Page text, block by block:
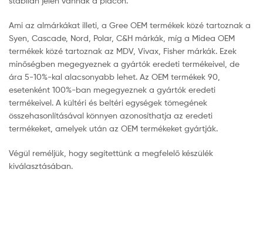
Ami az almárkákat illeti, a Gree OEM termékek közé tartoznak a
Syen, Cascade, Nord, Polar, C&H márkák, míg a Midea OEM
termékek közé tartoznak az MDV, Vivax, Fisher márkák. Ezek
minőségben megegyeznek a gyártók eredeti termékeivel, de
ára 5-10%-kal alacsonyabb lehet. Az OEM termékek 90,
esetenként 100%-ban megegyeznek a gyártók eredeti
termékeivel. A kültéri és beltéri egységek tömegének
összehasonlításával könnyen azonosíthatja az eredeti
termékeket, amelyek után az OEM termékeket gyártják.
Végül reméljük, hogy segítettünk a megfelelő készülék
kiválasztásában.